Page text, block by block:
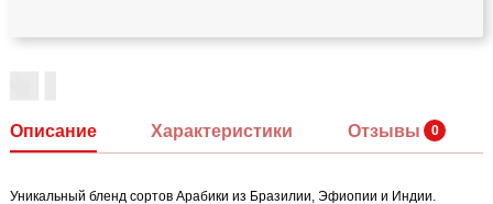
Описание Характеристики Отзывы
Уникальный бленд сортов Арабики из Бразилии, Эфиопии и Индии.